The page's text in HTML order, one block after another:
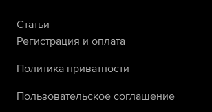
Статьи
Регистрация и оплата
Политика приватности
Пользовательское соглашение